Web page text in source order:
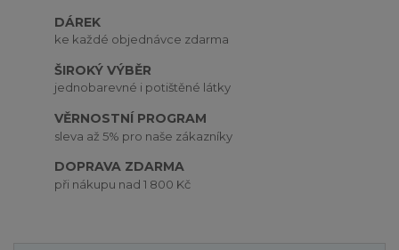
DÁREK
ke každé objednávce zdarma
ŠIROKÝ VÝBĚR
jednobarevné i potištěné látky
VĚRNOSTNÍ PROGRAM
sleva až 5% pro naše zákazníky
DOPRAVA ZDARMA
při nákupu nad 1 800 Kč